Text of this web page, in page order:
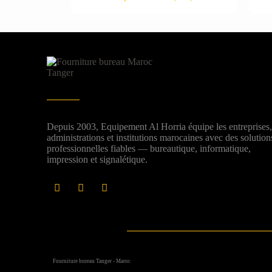
Depuis 2003, Equipement Al Horria équipe les entreprises,
administrations et institutions marocaines avec des
professionnelles fiables — bureautique, informatique,
impression et signalétique.
Fourniture bureau Tanger - Maroc